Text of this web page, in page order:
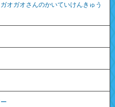
オガオさんのかいていけんきゅう